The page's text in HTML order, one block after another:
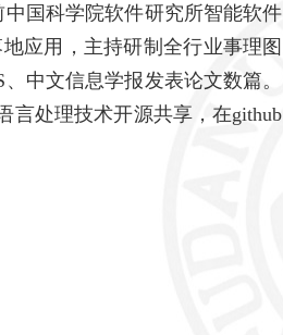
中国科学院软件研究所智能软件
应用，主持研制全行业事理图
中文信息学报发表论文数篇。
言处理技术开源共享，在github